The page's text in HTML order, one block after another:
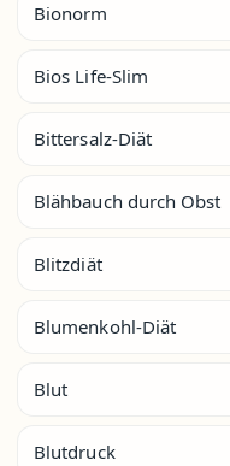
Bionorm
Bios Life-Slim
Bittersalz-Diät
Blähbauch durch Obst
Blitzdiät
Blumenkohl-Diät
Blut
Blutdruck